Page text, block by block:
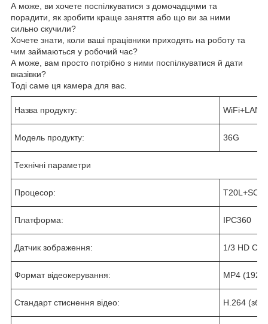
А може, ви хочете поспілкуватися з домочадцями та
порадити, як зробити краще заняття або що ви за ними
сильно скучили?
Хочете знати, коли ваші працівники приходять на роботу та
чим займаються у робочий час?
А може, вам просто потрібно з ними поспілкуватися й дати
вказівки?
Тоді саме ця камера для вас.
Назва продукту: WiFi+LAN
Модель продукту: 36G
Технічні параметри
Процесор:
Платформа: IPC360
Датчик зображення: 1/3 HD
Формат відеокерування: MP4
Стандарт стиснення відео: H.264